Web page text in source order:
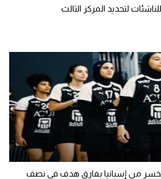
لتحديد المركز الثالث
تخسر من إسبانيا بفارق هدف في نصف